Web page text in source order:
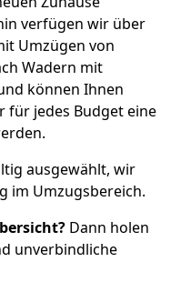
verfügen wir über
Umzügen von
Wadern mit
können Ihnen
für jedes Budget eine
ausgewählt, wir
im Umzugsbereich.
Dann holen
unverbindliche